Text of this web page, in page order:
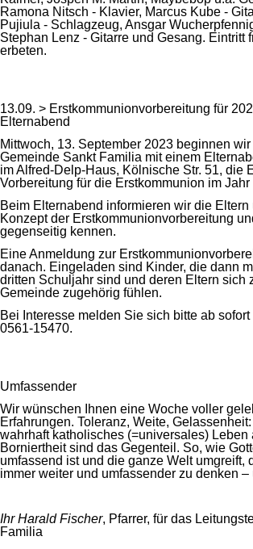
Ramona Nitsch - Klavier, Marcus Kube -
Pujiula - Schlagzeug, Ansgar
Stephan Lenz - Gitarre und Gesang. Eintritt
erbeten.
13.09. > Erstkommunionvorbereitung für
Elternabend
Mittwoch, 13. September 2023 beginnen
Gemeinde Sankt Familia mit einem
im Alfred-Delp-Haus, Kölnische Str. 51, die
Vorbereitung für die Erstkommunion im Jahr
Beim Elternabend informieren wir die Eltern
Konzept der Erstkommunionvorbereitung
gegenseitig kennen.
Eine Anmeldung zur
danach. Eingeladen sind Kinder, die dann
dritten Schuljahr sind und deren Eltern sich
Gemeinde zugehörig fühlen.
Bei Interesse melden Sie sich bitte ab sofort
0561-15470.
Umfassender
Wir wünschen Ihnen eine Woche voller
Erfahrungen. Toleranz, Weite,
wahrhaft katholisches (=universales) Leben
Borniertheit sind das Gegenteil. So, wie
umfassend ist und die ganze Welt umgreift,
immer weiter und umfassender zu denken –
Ihr Harald Fischer, Pfarrer, für das
Familia